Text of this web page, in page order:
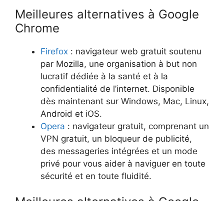
Meilleures alternatives à Google
Chrome
Firefox : navigateur web gratuit soutenu
par Mozilla, une organisation à but non
lucratif dédiée à la santé et à la
confidentialité de l’internet. Disponible
dès maintenant sur Windows, Mac, Linux,
Android et iOS.
Opera : navigateur gratuit, comprenant un
VPN gratuit, un bloqueur de publicité,
des messageries intégrées et un mode
privé pour vous aider à naviguer en toute
sécurité et en toute fluidité.